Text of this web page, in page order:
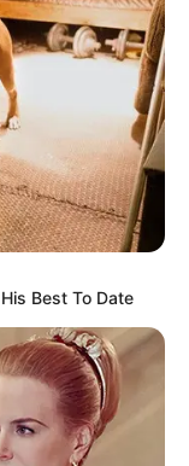
Sofia pobledela:
može odobriti
Best To Date